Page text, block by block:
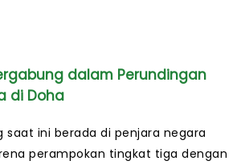
dalam Perundingan
di Doha
saat ini berada di penjara negara
perampokan tingkat tiga dengan